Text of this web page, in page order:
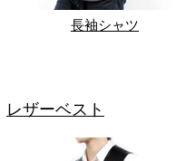
長袖シャツ
レザーベスト